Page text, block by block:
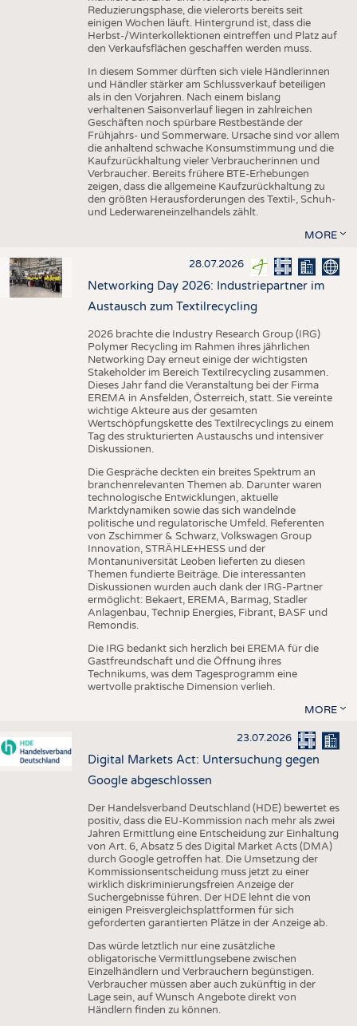
Reduzierungsphase, die vielerorts bereits seit
einigen Wochen läuft. Hintergrund ist, dass die
Herbst-/Winterkollektionen eintreffen und Platz auf
den Verkaufsflächen geschaffen werden muss.
In diesem Sommer dürften sich viele Händlerinnen
und Händler stärker am Schlussverkauf beteiligen
als in den Vorjahren. Nach einem bislang
verhaltenen Saisonverlauf liegen in zahlreichen
Geschäften noch spürbare Restbestände der
Frühjahrs- und Sommerware. Ursache sind vor allem
die anhaltend schwache Konsumstimmung und die
Kaufzurückhaltung vieler Verbraucherinnen und
Verbraucher. Bereits frühere BTE-Erhebungen
zeigen, dass die allgemeine Kaufzurückhaltung zu
den größten Herausforderungen des Textil-, Schuh-
und Lederwareneinzelhandels zählt.
MORE
28.07.2026
Networking Day 2026: Industriepartner im
Austausch zum Textilrecycling
2026 brachte die Industry Research Group (IRG)
Polymer Recycling im Rahmen ihres jährlichen
Networking Day erneut einige der wichtigsten
Stakeholder im Bereich Textilrecycling zusammen.
Dieses Jahr fand die Veranstaltung bei der Firma
EREMA in Ansfelden, Österreich, statt. Sie vereinte
wichtige Akteure aus der gesamten
Wertschöpfungskette des Textilrecyclings zu einem
Tag des strukturierten Austauschs und intensiver
Diskussionen.
Die Gespräche deckten ein breites Spektrum an
branchenrelevanten Themen ab. Darunter waren
technologische Entwicklungen, aktuelle
Marktdynamiken sowie das sich wandelnde
politische und regulatorische Umfeld. Referenten
von Zschimmer & Schwarz, Volkswagen Group
Innovation, STRÄHLE+HESS und der
Montanuniversität Leoben lieferten zu diesen
Themen fundierte Beiträge. Die interessanten
Diskussionen wurden auch dank der IRG-Partner
ermöglicht: Bekaert, EREMA, Barmag, Stadler
Anlagenbau, Technip Energies, Fibrant, BASF und
Remondis.
Die IRG bedankt sich herzlich bei EREMA für die
Gastfreundschaft und die Öffnung ihres
Technikums, was dem Tagesprogramm eine
wertvolle praktische Dimension verlieh.
MORE
23.07.2026
Digital Markets Act: Untersuchung gegen
Google abgeschlossen
Der Handelsverband Deutschland (HDE) bewertet es
positiv, dass die EU-Kommission nach mehr als zwei
Jahren Ermittlung eine Entscheidung zur Einhaltung
von Art. 6, Absatz 5 des Digital Market Acts (DMA)
durch Google getroffen hat. Die Umsetzung der
Kommissionsentscheidung muss jetzt zu einer
wirklich diskriminierungsfreien Anzeige der
Suchergebnisse führen. Der HDE lehnt die von
einigen Preisvergleichsplattformen für sich
geforderten garantierten Plätze in der Anzeige ab.
Das würde letztlich nur eine zusätzliche
obligatorische Vermittlungsebene zwischen
Einzelhändlern und Verbrauchern begünstigen.
Verbraucher müssen aber auch zukünftig in der
Lage sein, auf Wunsch Angebote direkt von
Händlern finden zu können.